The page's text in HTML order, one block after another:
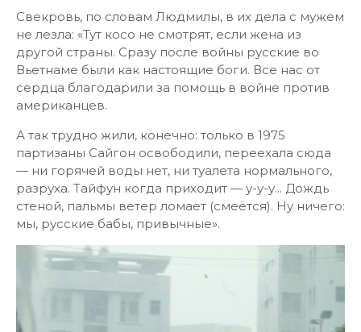
Свекровь, по словам Людмилы, в их дела с мужем
не лезла: «Тут косо не смотрят, если жена из
другой страны. Сразу после войны русские во
Вьетнаме были как настоящие боги. Все нас от
сердца благодарили за помощь в войне против
американцев.
А так трудно жили, конечно: только в 1975
партизаны Сайгон освободили, переехала сюда
— ни горячей воды нет, ни туалета нормального,
разруха. Тайфун когда приходит — у-у-у... Дождь
стеной, пальмы ветер ломает (смеётся). Ну ничего:
мы, русские бабы, привычные».